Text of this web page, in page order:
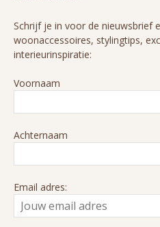
Schrijf je in voor de nieuwsbrief
woonaccessoires, stylingtips,
interieurinspiratie:
Voornaam
Achternaam
Email adres: